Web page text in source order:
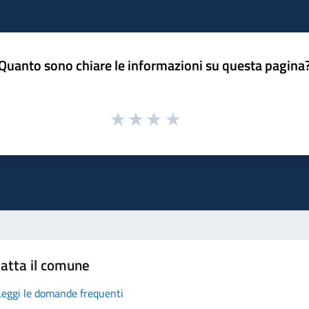
sono chiare le informazioni su questa
il comune
le domande frequenti